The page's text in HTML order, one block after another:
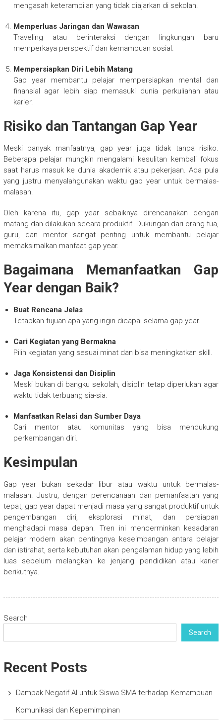
mengasah keterampilan yang tidak diajarkan di sekolah.
Memperluas Jaringan dan Wawasan
Traveling atau berinteraksi dengan lingkungan baru
memperkaya perspektif dan kemampuan sosial.
Mempersiapkan Diri Lebih Matang
Gap year membantu pelajar mempersiapkan mental dan
finansial agar lebih siap memasuki dunia perkuliahan atau
karier.
Risiko dan Tantangan Gap Year
Meski banyak manfaatnya, gap year juga tidak tanpa risiko.
Beberapa pelajar mungkin mengalami kesulitan kembali fokus
saat harus masuk ke dunia akademik atau pekerjaan. Ada pula
yang justru menyalahgunakan waktu gap year untuk bermalas-
malasan.
Oleh karena itu, gap year sebaiknya direncanakan dengan
matang dan dilakukan secara produktif. Dukungan dari orang tua,
guru, dan mentor sangat penting untuk membantu pelajar
memaksimalkan manfaat gap year.
Bagaimana Memanfaatkan Gap
Year dengan Baik?
Buat Rencana Jelas
Tetapkan tujuan apa yang ingin dicapai selama gap year.
Cari Kegiatan yang Bermakna
Pilih kegiatan yang sesuai minat dan bisa meningkatkan skill.
Jaga Konsistensi dan Disiplin
Meski bukan di bangku sekolah, disiplin tetap diperlukan agar
waktu tidak terbuang sia-sia.
Manfaatkan Relasi dan Sumber Daya
Cari mentor atau komunitas yang bisa mendukung
perkembangan diri.
Kesimpulan
Gap year bukan sekadar libur atau waktu untuk bermalas-
malasan. Justru, dengan perencanaan dan pemanfaatan yang
tepat, gap year dapat menjadi masa yang sangat produktif untuk
pengembangan diri, eksplorasi minat, dan persiapan
menghadapi masa depan. Tren ini mencerminkan kesadaran
pelajar modern akan pentingnya keseimbangan antara belajar
dan istirahat, serta kebutuhan akan pengalaman hidup yang lebih
luas sebelum melangkah ke jenjang pendidikan atau karier
berikutnya.
Search
Search
Recent Posts
Dampak Negatif AI untuk Siswa SMA terhadap Kemampuan
Komunikasi dan Kepemimpinan